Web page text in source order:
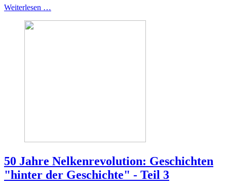
Weiterlesen …
50 Jahre Nelkenrevolution: Geschichten
"hinter der Geschichte" - Teil 3